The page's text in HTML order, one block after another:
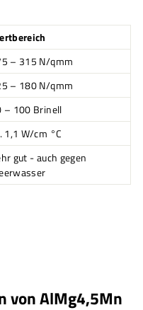
– 315 N/qmm
– 180 N/qmm
– 100 Brinell
1,1 W/cm °C
gut - auch gegen
von AlMg4,5Mn